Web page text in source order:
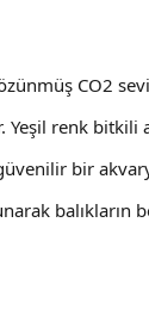
CO2
Yeşil renk
bir